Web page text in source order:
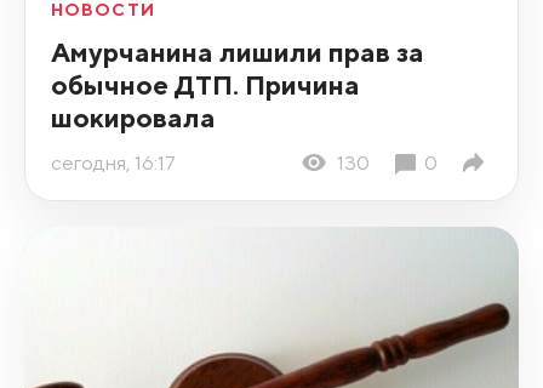
НОВОСТИ
Амурчанина лишили прав за
обычное ДТП. Причина
шокировала
сегодня, 16:17 130 0